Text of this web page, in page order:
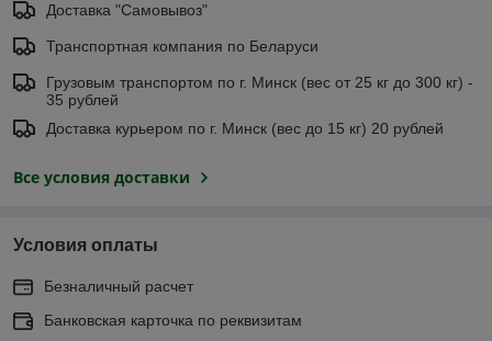
Доставка "Самовывоз"
Транспортная компания по Беларуси
Грузовым транспортом по г. Минск (вес от 25 кг до 300 кг) -
35 рублей
Доставка курьером по г. Минск (вес до 15 кг) 20 рублей
Все условия доставки
Условия оплаты
Безналичный расчет
Банковская карточка по реквизитам